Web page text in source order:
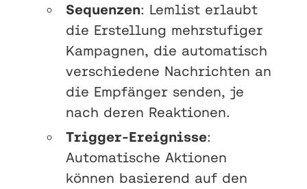
Sequenzen: Lemlist erlaubt
die Erstellung mehrstufiger
Kampagnen, die automatisch
verschiedene Nachrichten an
die Empfänger senden, je
nach deren Reaktionen.
Trigger-Ereignisse:
Automatische Aktionen
können basierend auf den